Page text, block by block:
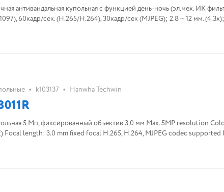
антивандальная купольная с функцией день-ночь (эл.мех. ИК
60кадр/сек. (H.265/H.264), 30кадр/сек (MJPEG); 2.8 ~ 12 мм.
• k103137 • Hanwha Techwin
5 Мп, фиксированный объектив 3,0 мм Max. 5MP resolution
Focal length: 3.0 mm fixed focal H.265, H.264, MJPEG codec